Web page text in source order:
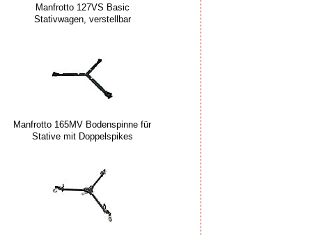
Manfrotto 127VS Basic
Stativwagen, verstellbar
Manfrotto 165MV Bodenspinne für
Stative mit Doppelspikes